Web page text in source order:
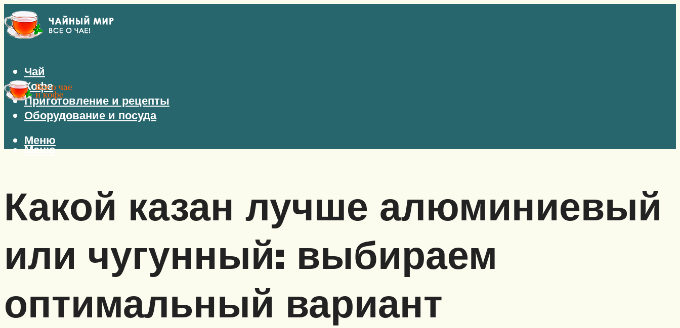
Чай
Кофе
Приготовление и рецепты
Оборудование и посуда
Меню
Меню
Какой казан лучше алюминиевый
или чугунный: выбираем
оптимальный вариант